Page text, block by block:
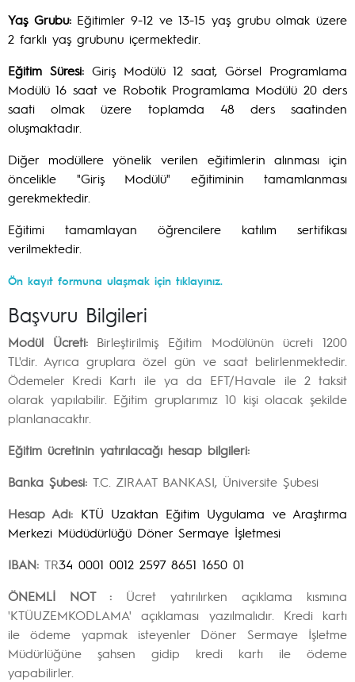
Yaş Grubu:Eğitimler 9-12 ve 13-15 yaş grubu olmak üzere
2 farklı yaş grubunu içermektedir.
Eğitim Süresi:Giriş Modülü 12 saat, Görsel Programlama
Modülü 16 saat ve Robotik Programlama Modülü 20 ders
saati olmak üzere toplamda 48 ders saatinden
oluşmaktadır.
Diğer modüllere yönelik verilen eğitimlerin alınması için
öncelikle "Giriş Modülü" eğitiminin tamamlanması
gerekmektedir.
Eğitimi tamamlayan öğrencilere katılım sertifikası
verilmektedir.
Ön kayıt formuna ulaşmak için tıklayınız.
Başvuru Bilgileri
Modül Ücreti:Birleştirilmiş Eğitim Modülünün ücreti 1200
TL'dir. Ayrıca gruplara özel gün ve saat belirlenmektedir.
Ödemeler Kredi Kartı ile ya da EFT/Havale ile 2 taksit
olarak yapılabilir. Eğitim gruplarımız 10 kişi olacak şekilde
planlanacaktır.
Eğitim ücretinin yatırılacağı hesap bilgileri:
Banka Şubesi: T.C. ZIRAAT BANKASI, Üniversite Şubesi
Hesap Adı: KTÜ Uzaktan Eğitim Uygulama ve Araştırma
Merkezi Müdüdürlüğü Döner Sermaye İşletmesi
IBAN: TR34 0001 0012 2597 8651 1650 01
ÖNEMLİ NOT : Ücret yatırılırken açıklama kısmına
'KTÜUZEMKODLAMA' açıklaması yazılmalıdır. Kredi kartı
ile ödeme yapmak isteyenler Döner Sermaye İşletme
Müdürlüğüne şahsen gidip kredi kartı ile ödeme
yapabilirler.